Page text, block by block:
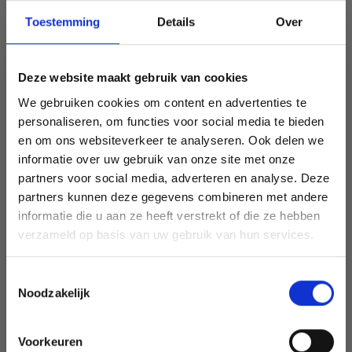
Toestemming Details Over
Deze website maakt gebruik van cookies
We gebruiken cookies om content en advertenties te
personaliseren, om functies voor social media te bieden
en om ons websiteverkeer te analyseren. Ook delen we
informatie over uw gebruik van onze site met onze
partners voor social media, adverteren en analyse. Deze
partners kunnen deze gegevens combineren met andere
informatie die u aan ze heeft verstrekt of die ze hebben
verzameld op basis van uw gebruik van hun services.
Noodzakelijk
Voorkeuren
DROPS Metalen onregelmatige knopen 20
mm (nr. 534)
Retirer du kit
Alles toevoegen aan winkelwagen
190-5 Bohème Beach by
DROPS Design
Groupe de fils C
Fournitures:
Économisez jusqu'à 50 %
Soyez le premier à connaître nos soldes et